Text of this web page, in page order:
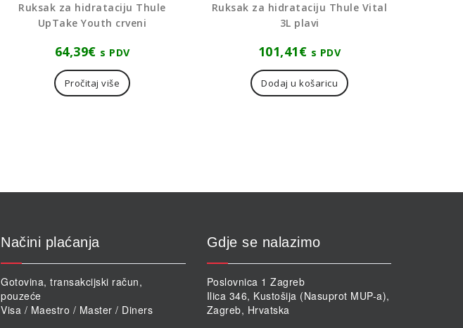
Ruksak za hidrataciju Thule
UpTake Youth crveni
64,39€ s PDV
Pročitaj više
Ruksak za hidrataciju Thule Vital
3L plavi
101,41€ s PDV
Dodaj u košaricu
Načini plaćanja
Gotovina, transakcijski račun,
pouzeće
Visa / Maestro / Master / Diners
Gdje se nalazimo
Poslovnica 1 Zagreb
Ilica 346, Kustošija (Nasuprot MUP-a),
Zagreb, Hrvatska